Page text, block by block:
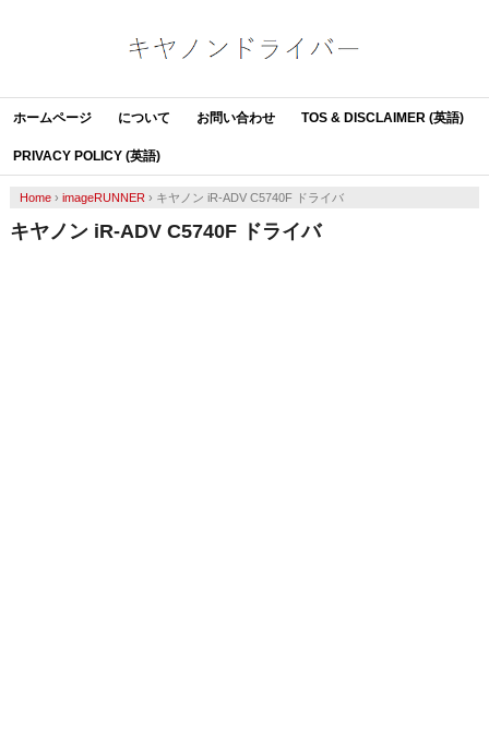
ホームページ について お問い合わせ TOS & DISCLAIMER (英語)
PRIVACY POLICY (英語)
Home› imageRUNNER › キヤノン iR-ADV C5740F ドライバ
キヤノン iR-ADV C5740F ドライバ